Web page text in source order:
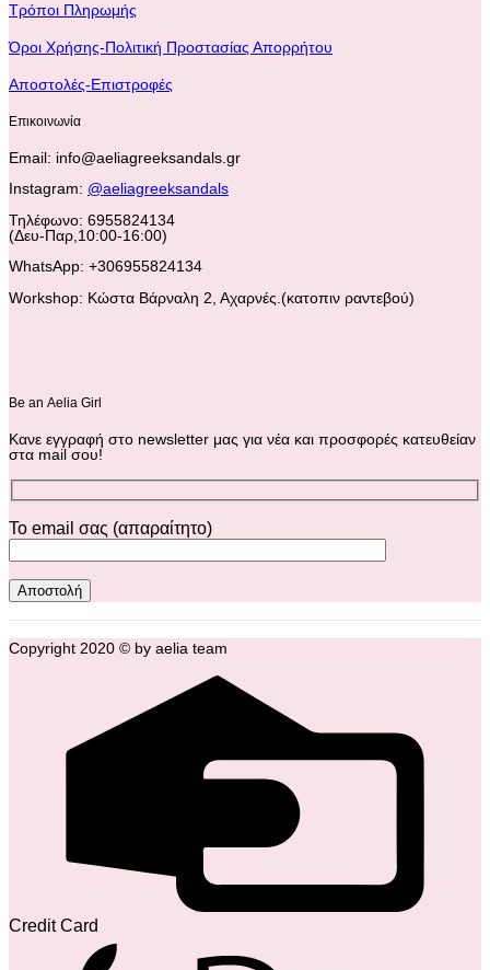
Τρόποι Πληρωμής
Όροι Χρήσης-Πολιτική Προστασίας Απορρήτου
Αποστολές-Επιστροφές
Επικοινωνία
Email: info@aeliagreeksandals.gr
Instagram: @aeliagreeksandals
Τηλέφωνο: 6955824134
(Δευ-Παρ,10:00-16:00)
WhatsApp: +306955824134
Workshop: Κώστα Βάρναλη 2, Αχαρνές.(κατοπιν ραντεβού)
Βe an Αelia Girl
Κανε εγγραφή στο newsletter μας για νέα και προσφορές κατευθείαν
στα mail σου!
Το email σας (απαραίτητο)
Copyright 2020 © by aelia team
Credit Card